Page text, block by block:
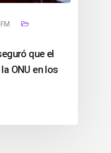
que el
ONU en los